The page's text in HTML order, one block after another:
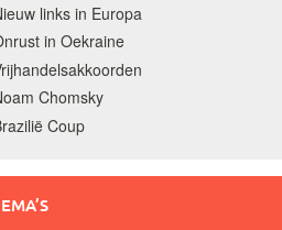
links in Europa
in Oekraine
Chomsky
Coup